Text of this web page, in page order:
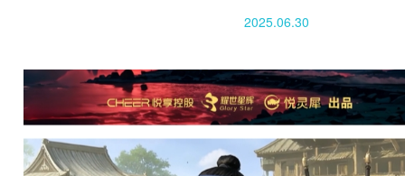
来最具突破性的智能
两大核心功能「AI改
造家」与「即看即
买」，为用户提供前
所未有的智能解决方
2025.06.30